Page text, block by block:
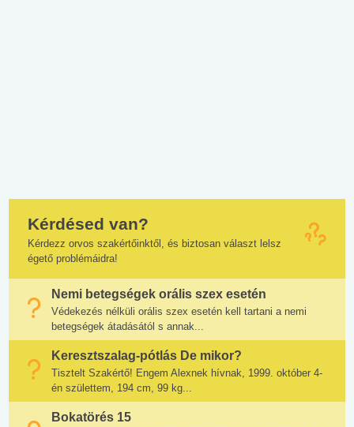
Kérdésed van?
Kérdezz orvos szakértőinktől, és biztosan választ lelsz
égető problémáidra!
Nemi betegségek orális szex esetén
Védekezés nélküli orális szex esetén kell tartani a nemi
betegségek átadásától s annak...
Keresztszalag-pótlás De mikor?
Tisztelt Szakértő! Engem Alexnek hívnak, 1999. október 4-
én születtem, 194 cm, 99 kg...
Bokatörés 15